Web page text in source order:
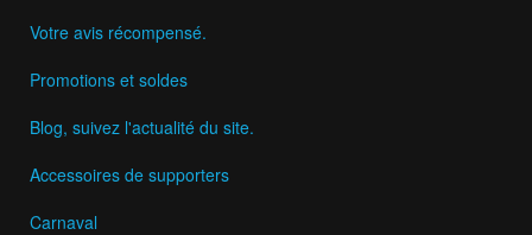
Votre avis récompensé.
Promotions et soldes
Blog, suivez l'actualité du site.
Accessoires de supporters
Carnaval